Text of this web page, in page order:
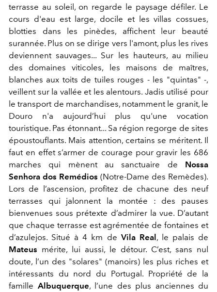
terrasse au soleil, on regarde le paysage défiler. Le
cours d'eau est large, docile et les villas cossues,
blotties dans les pinèdes, affichent leur beauté
surannée. Plus on se dirige vers l'amont, plus les rives
deviennent sauvages... Sur les hauteurs, au milieu
des domaines viticoles, les maisons de maîtres,
blanches aux toits de tuiles rouges - les "quintas" -,
veillent sur la vallée et les alentours. Jadis utilisé pour
le transport de marchandises, notamment le granit, le
Douro n'a aujourd’hui plus qu'une vocation
touristique. Pas étonnant... Sa région regorge de sites
époustouflants. Mais attention, certains se méritent. Il
faut en effet s’armer de courage pour gravir les 686
marches qui mènent au sanctuaire de Nossa
Senhora dos Remédios (Notre-Dame des Remèdes).
Lors de l’ascension, profitez de chacune des neuf
terrasses qui jalonnent la montée : des pauses
bienvenues sous prétexte d’admirer la vue. D’autant
que chaque terrasse est agrémentée de fontaines et
d’azulejos. Situé à 4 km de Vila Real, le palais de
Mateus mérite, lui aussi, le détour. C’est, sans nul
doute, l’un des "solares" (manoirs) les plus riches et
intéressants du nord du Portugal. Propriété de la
famille Albuquerque, l’une des plus anciennes du